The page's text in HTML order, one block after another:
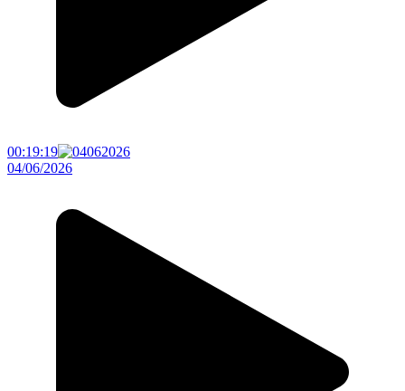
00:19:19
04/06/2026